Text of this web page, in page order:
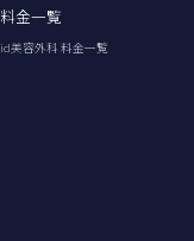
料金一覧
id美容外科 料金一覧